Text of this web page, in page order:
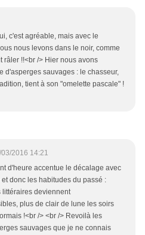
c'est agréable, mais avec le
nous levons dans le noir, comme
râler !!<br /> Hier nous avons
d'asperges sauvages : le chasseur,
tient à son "omelette pascale" !
2016 14:21
d'heure accentue le décalage avec
et donc les habitudes du passé :
littéraires deviennent
plus de clair de lune les soirs
!<br /> <br /> Revoilà les
sauvages que je ne connais